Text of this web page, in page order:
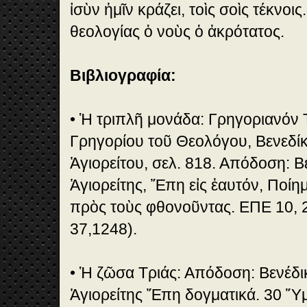
ἰσὺν ἡμῖν κράζει, τοὶς σοὶς
θεολογίας ὁ νοὺς ὁ ἀκρότατος.
Βιβλιογραφία:
• Ἡ τριπλῆ μονάδα: Γρηγοριανόν
Γρηγορίου τοῦ Θεολόγου,
Ἁγιορείτου, σελ. 818. Απόδοση:
Ἁγιορείτης, Ἔπη εἰς ἑαυτόν,
πρὸς τοὺς φθονοῦντας. ΕΠΕ
37,1248).
• Ἡ ζῶσα Τριάς: Απόδοση:
Ἁγιορείτης Ἔπη δογματικά. 30